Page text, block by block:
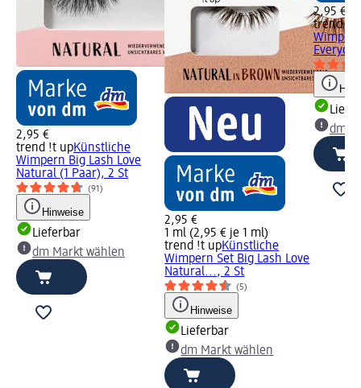
2,95 €
trend !t upKünstliche
Wimpern Big Lash Love
Natural (1 Paar), 2 St
(91)
Hinweise
Lieferbar
dm Markt wählen
2,95 €
1 ml (2,95 € je 1 ml)
trend !t upKünstliche
Wimpern Set Big Lash Love
Natural..., 2 St
(5)
Hinweise
Lieferbar
dm Markt wählen
2,95 €
trend !t
dm